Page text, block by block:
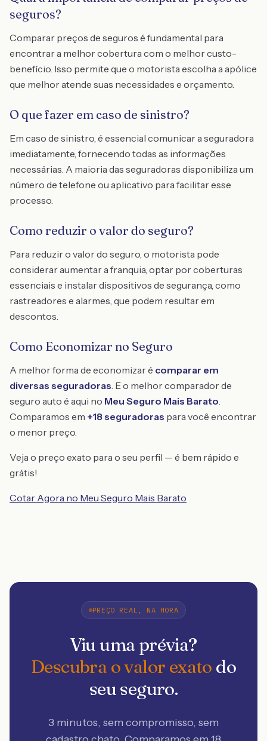
seguros?
Comparar preços de seguros é fundamental para
encontrar a melhor cobertura com o melhor custo-
benefício. Isso permite que o motorista escolha a apólice
que melhor atende suas necessidades e orçamento.
O que fazer em caso de sinistro?
Em caso de sinistro, é essencial comunicar a seguradora
imediatamente, fornecendo todas as informações
necessárias. A maioria das seguradoras disponibiliza um
número de telefone ou aplicativo para facilitar esse
processo.
Como reduzir o valor do seguro?
Para reduzir o valor do seguro, o motorista pode
considerar aumentar a franquia, optar por coberturas
essenciais e instalar dispositivos de segurança, como
rastreadores e alarmes, que podem resultar em
descontos.
Como Economizar no Seguro
A melhor forma de economizar é comparar em
diversas seguradoras. E o melhor comparador de
seguro auto é aqui no Meu Seguro Mais Barato.
Comparamos em +18 seguradoras para você encontrar
o menor preço.
Veja o preço exato para o seu perfil — é bem rápido e
grátis!
Cotar Agora no Meu Seguro Mais Barato
PREÇO REAL, NA HORA
Viu uma prévia?
Descubra o valor exato do
seu seguro.
3 minutos, sem compromisso, sem